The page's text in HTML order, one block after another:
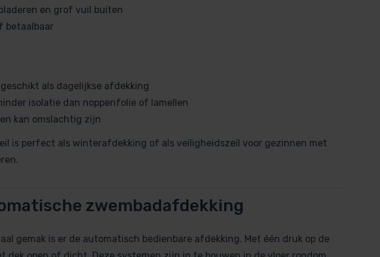
en grof vuil buiten
betaalbaar
geschikt als dagelijkse afdekking
isolatie dan noppenfolie of lamellen
kan omslachtig zijn
is perfect als winterafdekking of als veiligheidszeil voor gezinnen met
zwembadafdekking
gemak is er de automatisch bedienbare afdekking. Met één druk op de